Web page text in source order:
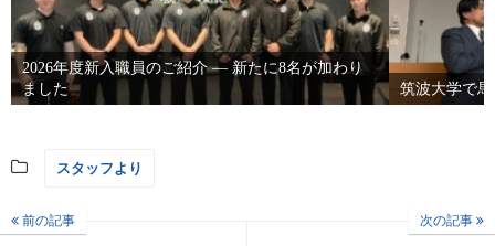
2026年度新入職員のご紹介 ― 新たに8名が加わり
ました
筑波大学で
スタッフより
前の記事 次の記事